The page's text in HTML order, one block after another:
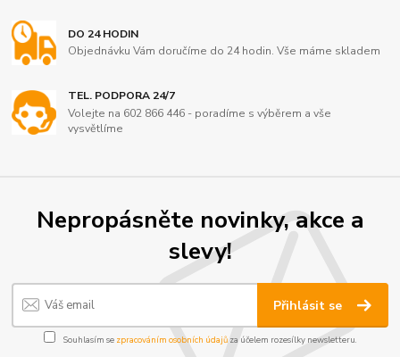
DO 24 HODIN
Objednávku Vám doručíme do 24 hodin. Vše máme skladem
TEL. PODPORA 24/7
Volejte na 602 866 446 - poradíme s výběrem a vše
vysvětlíme
Nepropásněte novinky, akce a
slevy!
Přihlásit se
Souhlasím se zpracováním osobních údajůza účelem rozesílky newsletteru.